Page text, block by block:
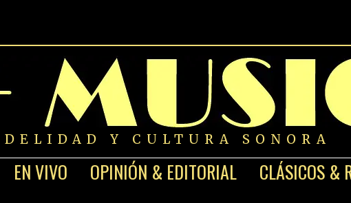
Y CULTURA SONORA
EN VIVO OPINIÓN & EDITORIAL CLÁSICOS &